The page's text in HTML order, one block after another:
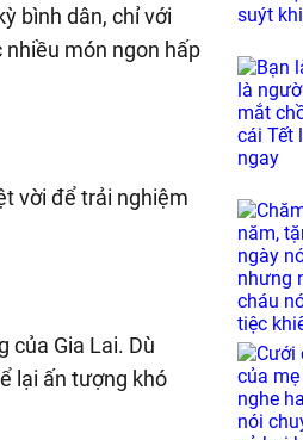
bình dân, chỉ với
món ngon hấp
vời để trải nghiệm
của Gia Lai. Dù
lại ấn tượng khó